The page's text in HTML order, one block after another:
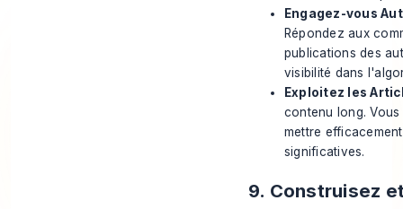
Engagez-vous
Répondez aux
publications des
visibilité dans
Exploitez les
contenu long.
mettre
significatives.
9. Construisez